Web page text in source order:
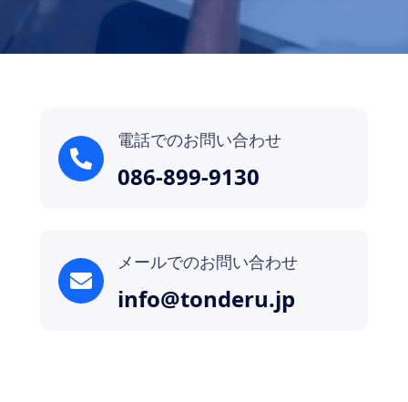
電話でのお問い合わせ
086-899-9130
メールでのお問い合わせ
info@tonderu.jp